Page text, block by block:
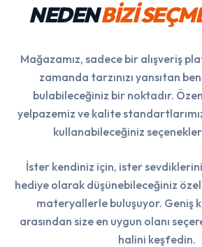
NEDENBİZİ
Mağazamız, sadece bir alışveriş
zamanda tarzınızı yansıtan
bulabileceğiniz bir noktadır.
yelpazemiz ve kalite
kullanabileceğiniz
İster kendiniz için, ister
hediye olarak düşünebileceğiniz
materyallerle buluşuyor. Geniş
arasından size en uygun olanı
halini keşfedin.